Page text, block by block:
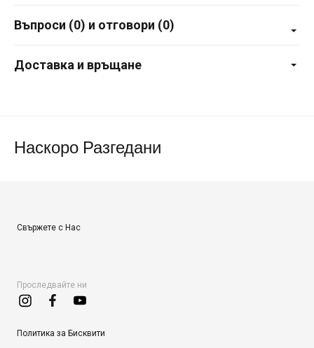
Въпроси (0) и отговори (0)
Доставка и връщане
Наскоро Разгедани
Свържете с Нас
Проследвайте ни
Политика за Бисквити